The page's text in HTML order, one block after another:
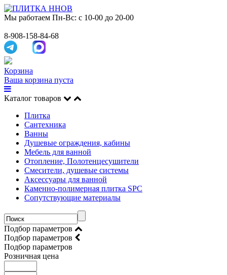
Мы работаем Пн-Вс: с 10-00 до 20-00
8-908-158-84-68
Корзина
Ваша корзина пуста
Каталог товаров
Плитка
Сантехника
Ванны
Душевые ограждения, кабины
Мебель для ванной
Отопление, Полотенцесушители
Смесители, душевые системы
Аксессуары для ванной
Каменно-полимерная плитка SPC
Сопутствующие материалы
Подбор параметров
Подбор параметров
Подбор параметров
Розничная цена